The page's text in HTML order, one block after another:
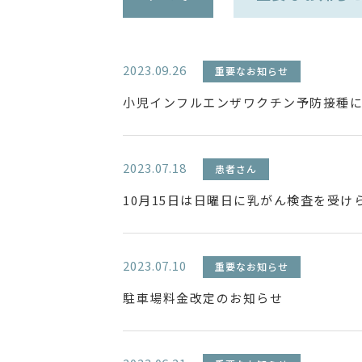
2023.09.26 重要なお知らせ
小児インフルエンザワクチン予防接種
2023.07.18 患者さん
10月15日は日曜日に乳がん検査を受け
2023.07.10 重要なお知らせ
駐車場料金改定のお知らせ